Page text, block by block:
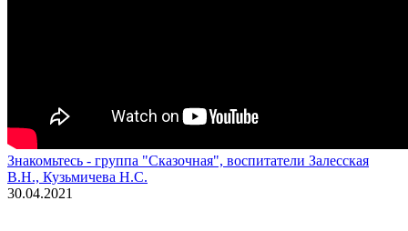
Знакомьтесь - группа "Сказочная", воспитатели Залесская
В.Н., Кузьмичева Н.С.
30.04.2021